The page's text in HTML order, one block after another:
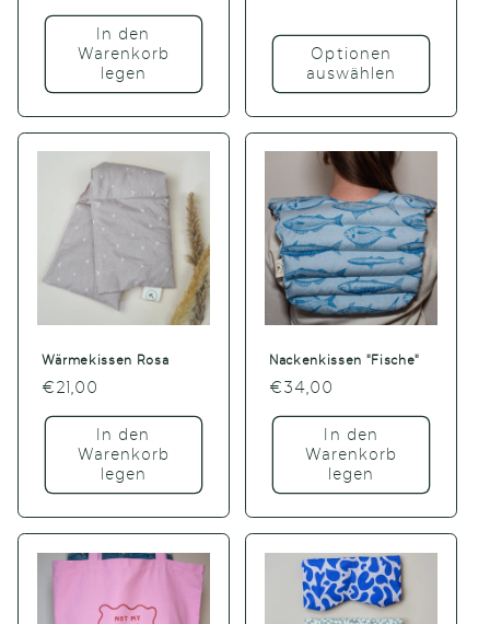
Preis
In den
Warenkorb
legen
Optionen
auswählen
Wärmekissen Rosa
Normaler
Preis
€21,00
In den
Warenkorb
legen
Nackenkissen "Fische"
Normaler
Preis
€34,00
In den
Warenkorb
legen